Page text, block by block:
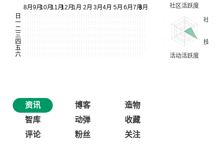
资讯 博客
造物
智库
动弹
收藏
评论
粉丝 关注